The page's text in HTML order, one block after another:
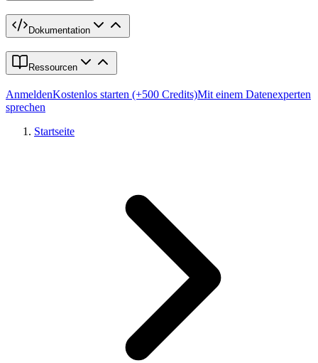
Dokumentation
Ressourcen
AnmeldenKostenlos starten (+500 Credits)Mit einem Datenexperten
sprechen
Startseite